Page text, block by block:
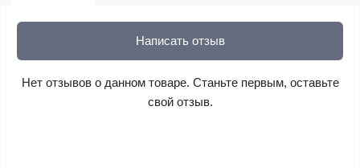
Написать отзыв
Нет отзывов о данном товаре. Станьте первым, оставьте
свой отзыв.